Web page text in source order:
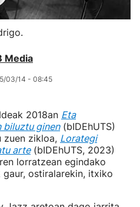
Media
03/14 - 08:45
2018an Eta
biluztu ginen(bIDEhUTS)
zuen zikloa, Lorategi
arte(bIDEhUTS, 2023)
lorratzean egindako
ostiralarekin, itxiko